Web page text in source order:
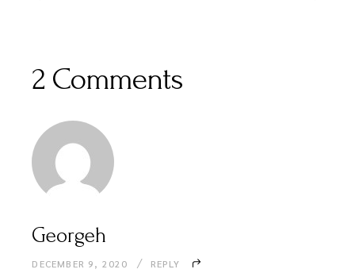
2 Comments
Georgeh
DECEMBER 9, 2020 REPLY